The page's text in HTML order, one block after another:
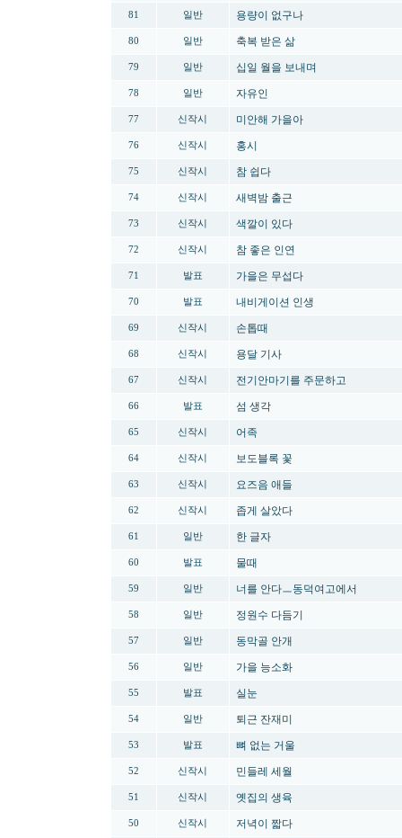
81 일반 용량이 없구나
80 일반 축복 받은 삶
79 일반 십일 월을 보내며
78 일반 자유인
77 신작시 미안해 가을아
76 신작시 홍시
75 신작시 참 쉽다
74 신작시 새벽밤 출근
73 신작시 색깔이 있다
72 신작시 참 좋은 인연
71 발표 가을은 무섭다
70 발표 내비게이션 인생
69 신작시 손톱때
68 신작시 용달 기사
67 신작시 전기안마기를 주문하고
66 발표 섬 생각
65 신작시 어족
64 신작시 보도블록 꽃
63 신작시 요즈음 애들
62 신작시 좁게 살았다
61 일반 한 글자
60 발표 물때
59 일반 너를 안다ㅡ동덕여고에서
58 일반 정원수 다듬기
57 일반 동막골 안개
56 일반 가을 능소화
55 발표 실눈
54 일반 퇴근 잔재미
53 발표 뼈 없는 거울
52 신작시 민들레 세월
51 신작시 옛집의 생육
50 신작시 저녁이 짧다